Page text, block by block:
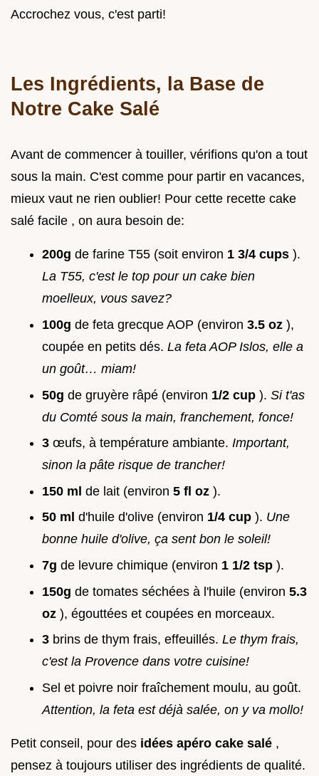
Accrochez vous, c'est parti!
Les Ingrédients, la Base de
Notre Cake Salé
Avant de commencer à touiller, vérifions qu'on a tout
sous la main. C'est comme pour partir en vacances,
mieux vaut ne rien oublier! Pour cette recette cake
salé facile , on aura besoin de:
200g de farine T55 (soit environ 1 3/4 cups ).
La T55, c'est le top pour un cake bien
moelleux, vous savez?
100g de feta grecque AOP (environ 3.5 oz ),
coupée en petits dés. La feta AOP Islos, elle a
un goût… miam!
50g de gruyère râpé (environ 1/2 cup ). Si t'as
du Comté sous la main, franchement, fonce!
3 œufs, à température ambiante. Important,
sinon la pâte risque de trancher!
150 ml de lait (environ 5 fl oz ).
50 ml d'huile d'olive (environ 1/4 cup ). Une
bonne huile d'olive, ça sent bon le soleil!
7g de levure chimique (environ 1 1/2 tsp ).
150g de tomates séchées à l'huile (environ 5.3
oz ), égouttées et coupées en morceaux.
3 brins de thym frais, effeuillés. Le thym frais,
c'est la Provence dans votre cuisine!
Sel et poivre noir fraîchement moulu, au goût.
Attention, la feta est déjà salée, on y va mollo!
Petit conseil, pour des idées apéro cake salé ,
pensez à toujours utiliser des ingrédients de qualité.